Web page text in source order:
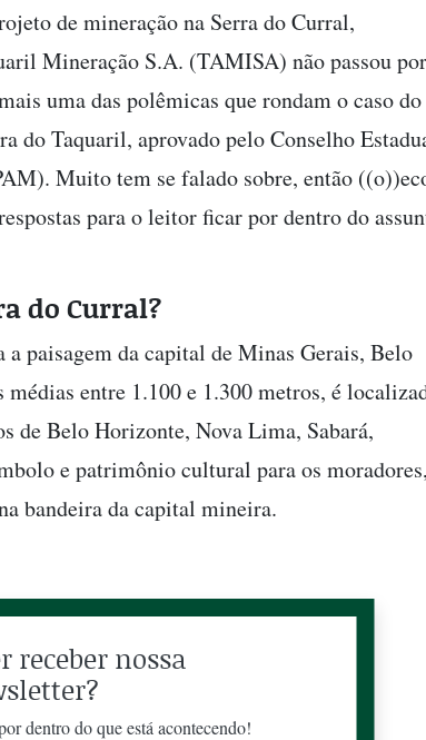
de mineração na Serra do Curral,
Mineração S.A. (TAMISA) não passou por
uma das polêmicas que rondam o caso do
do Taquaril, aprovado pelo Conselho
Muito tem se falado sobre, então
para o leitor ficar por dentro do
do Curral?
paisagem da capital de Minas Gerais, Belo
entre 1.100 e 1.300 metros, é
de Belo Horizonte, Nova Lima, Sabará,
e patrimônio cultural para os
bandeira da capital mineira.
receber nossa
dentro do que está acontecendo!